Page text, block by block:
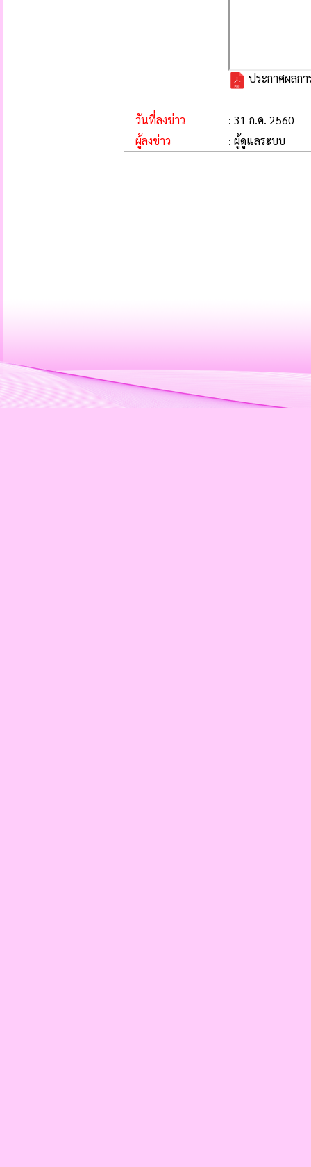
ประกาศผลก
วันที่ลงข่าว
: 31 ก.ค. 2560
ผู้ลงข่าว
: ผู้ดูแลระบบ